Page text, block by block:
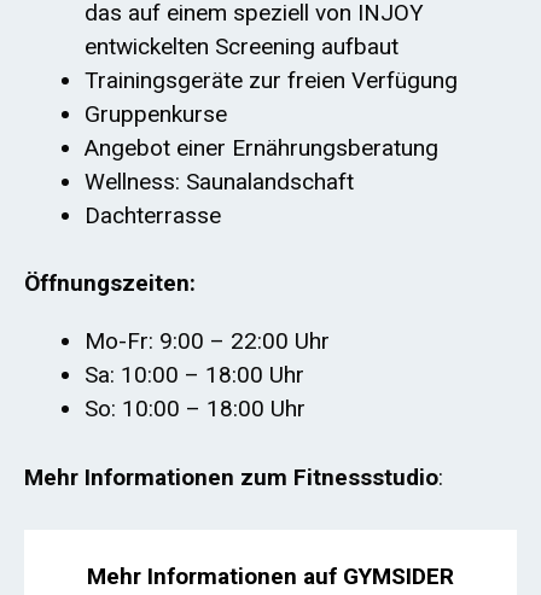
das auf einem speziell von INJOY
entwickelten Screening aufbaut
Trainingsgeräte zur freien Verfügung
Gruppenkurse
Angebot einer Ernährungsberatung
Wellness: Saunalandschaft
Dachterrasse
Öffnungszeiten:
Mo-Fr: 9:00 – 22:00 Uhr
Sa: 10:00 – 18:00 Uhr
So: 10:00 – 18:00 Uhr
Mehr Informationen zum Fitnessstudio:
Mehr Informationen auf GYMSIDER